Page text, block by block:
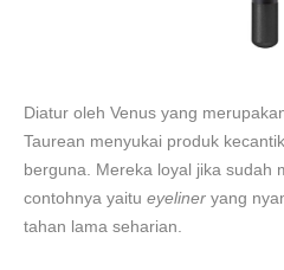
Diatur oleh Venus yang
Taurean menyukai produk
berguna. Mereka loyal jika sudah
contohnya yaitu eyeliner yang
tahan lama seharian.